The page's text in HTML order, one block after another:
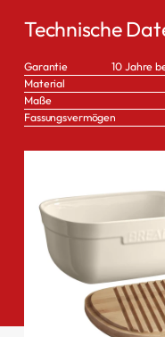
Technische
Garantie
10 Jahre
Material
Maße
Fassungsvermögen